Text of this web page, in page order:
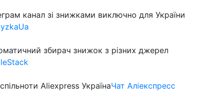
каналі:
канал зі знижками виключно для України
збирач знижок з різних джерел
Aliexpress УкраїнаЧат Аліекспресс